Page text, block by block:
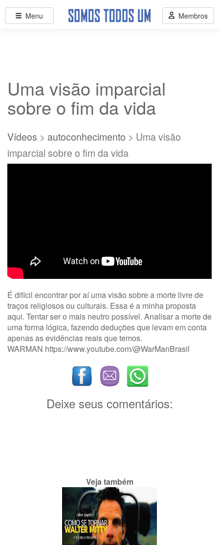
Uma visão imparcial
sobre o fim da vida
Vídeos > autoconhecimento > Uma visão
imparcial sobre o fim da vida
É difícil encontrar por aí uma visão sobre a morte livre de
traços religiosos ou culturais. Essa é a minha proposta
aqui. Tentar ser o mais neutro possível. Analisar a morte de
uma forma lógica, fazendo deduções que levam em conta
apenas as evidências reais que temos.
WARMAN https://www.youtube.com/@WarManBrasil
Deixe seus comentários:
Veja também
Menu Membros